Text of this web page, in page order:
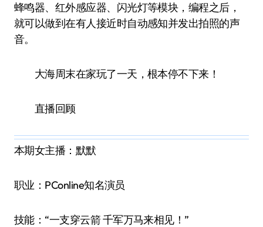
蜂鸣器、红外感应器、闪光灯等模块，编程之后，
就可以做到在有人接近时自动感知并发出拍照的声
音。
大海周末在家玩了一天，根本停不下来！
直播回顾
本期女主播：默默
职业：PConline知名演员
技能：“一支穿云箭 千军万马来相见！”